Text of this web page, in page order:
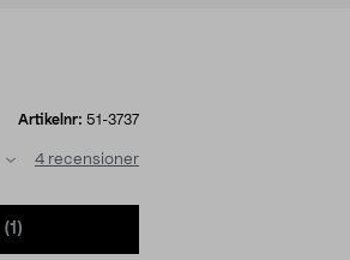
Artikelnr: 51-3737
4 recensioner
(1)